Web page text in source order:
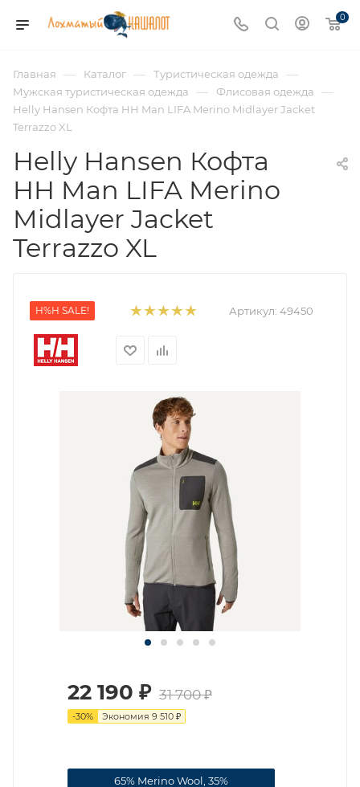
0
Главная — Каталог — Туристическая одежда —
Мужская туристическая одежда — Флисовая одежда —
Helly Hansen Кофта HH Man LIFA Merino Midlayer Jacket
Terrazzo XL
Helly Hansen Кофта
HH Man LIFA Merino
Midlayer Jacket
Terrazzo XL
H%H SALE! Артикул: 49450
22 190 ₽ 31 700₽
-30% Экономия 9 510 ₽
65% Merino Wool, 35%